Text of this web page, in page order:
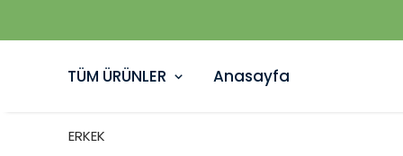
TÜM ÜRÜNLER Anasayfa
ERKEK